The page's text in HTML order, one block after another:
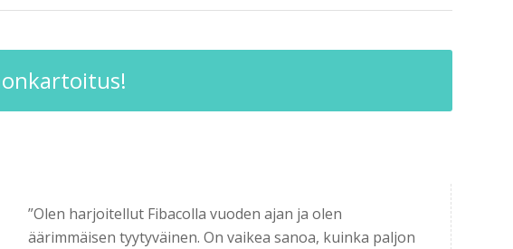
”Olen harjoitellut Fibacolla vuoden ajan ja olen
äärimmäisen tyytyväinen. On vaikea sanoa, kuinka paljon